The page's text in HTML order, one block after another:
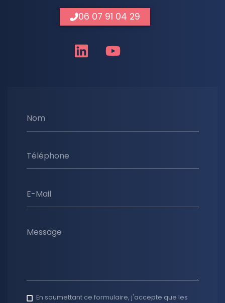
Nom
Téléphone
E-Mail
Message
En soumettant ce formulaire, j'accepte que les
06 07 91 04 29